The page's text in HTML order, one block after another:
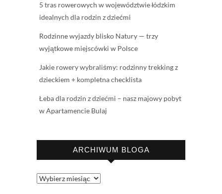
5 tras rowerowych w województwie łódzkim
idealnych dla rodzin z dziećmi
Rodzinne wyjazdy blisko Natury — trzy
wyjątkowe miejscówki w Polsce
Jakie rowery wybraliśmy: rodzinny trekking z
dzieckiem + kompletna checklista
Łeba dla rodzin z dziećmi – nasz majowy pobyt
w Apartamencie Bulaj
ARCHIWUM BLOGA
Archiwum